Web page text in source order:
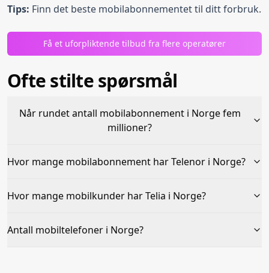
Tips: Finn det beste mobilabonnementettil ditt forbruk.
Få et uforpliktende tilbud fra flere operatører
Ofte stilte spørsmål
Når rundet antall mobilabonnement i Norge fem
millioner?
Hvor mange mobilabonnement har Telenor i Norge?
Hvor mange mobilkunder har Telia i Norge?
Antall mobiltelefoner i Norge?